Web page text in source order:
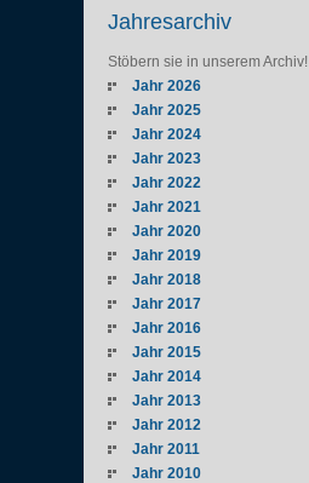
Jahresarchiv
Stöbern sie in unserem Archiv!
Jahr 2026
Jahr 2025
Jahr 2024
Jahr 2023
Jahr 2022
Jahr 2021
Jahr 2020
Jahr 2019
Jahr 2018
Jahr 2017
Jahr 2016
Jahr 2015
Jahr 2014
Jahr 2013
Jahr 2012
Jahr 2011
Jahr 2010